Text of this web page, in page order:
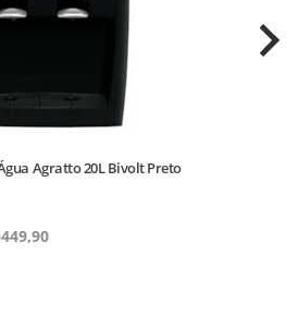
Agratto 20L Bivolt Preto
449,90